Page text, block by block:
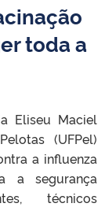
toda a
Eliseu Maciel
(UFPel)
a influenza
a segurança
técnicos